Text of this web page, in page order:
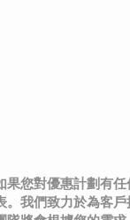
果您對優惠計劃有
。我們致力於為客